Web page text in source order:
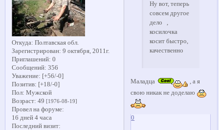
Откуда: Полтавская обл.
Зарегистрирован: 9 октября, 2011г.
Приглашений: 0
Сообщений: 356
Уважение: [+56/-0]
Позитив: [+18/-0]
Пол: Мужской
Возраст: 49 [1976-08-19]
Провел на форуме:
16 дней 4 часа
Последний визит:
Ну вот, теперь
совсем другое
дело ,
косилочка
косит быстро,
качественно
Маладца
, а я
свою никак не доделаю
0